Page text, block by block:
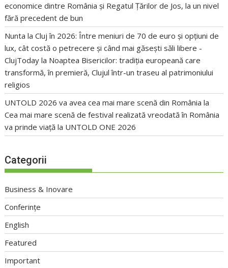
economice dintre România și Regatul Țărilor de Jos, la un nivel
fără precedent de bun
Nunta la Cluj în 2026: Între meniuri de 70 de euro și opțiuni de
lux, cât costă o petrecere și când mai găsești săli libere -
ClujToday la Noaptea Bisericilor: tradiția europeană care
transformă, în premieră, Clujul într-un traseu al patrimoniului
religios
UNTOLD 2026 va avea cea mai mare scenă din România la
Cea mai mare scenă de festival realizată vreodată în România
va prinde viață la UNTOLD ONE 2026
Categorii
Business & Inovare
Conferințe
English
Featured
Important